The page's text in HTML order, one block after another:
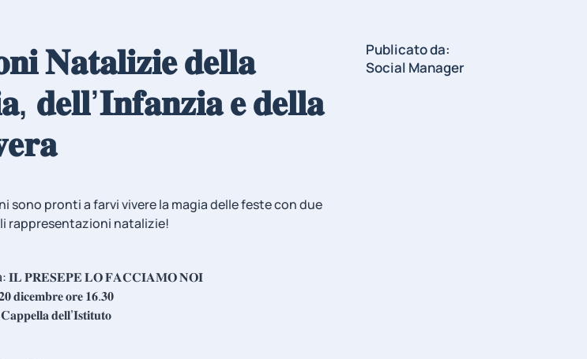
𝐍𝐚𝐭𝐚𝐥𝐢𝐳𝐢𝐞 𝐝𝐞𝐥𝐥𝐚
𝐝𝐞𝐥𝐥’𝐈𝐧𝐟𝐚𝐧𝐳𝐢𝐚 𝐞 𝐝𝐞𝐥𝐥𝐚
sono pronti a farvi vivere la magia delle feste con due
rappresentazioni natalizie!
𝐈𝐋 𝐏𝐑𝐄𝐒𝐄𝐏𝐄 𝐋𝐎 𝐅𝐀𝐂𝐂𝐈𝐀𝐌𝐎 𝐍𝐎𝐈
𝐝𝐢𝐜𝐞𝐦𝐛𝐫𝐞 𝐨𝐫𝐞 𝟏𝟔.𝟑𝟎
𝐂𝐚𝐩𝐩𝐞𝐥𝐥𝐚 𝐝𝐞𝐥𝐥’𝐈𝐬𝐭𝐢𝐭𝐮𝐭𝐨
Publicato da:
Social Manager